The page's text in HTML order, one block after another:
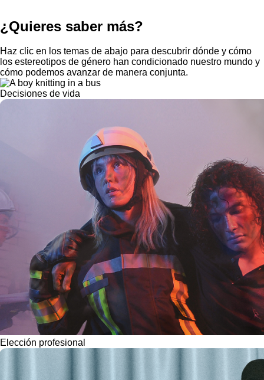
¿Quieres saber más?
Haz clic en los temas de abajo para descubrir dónde y cómo
los estereotipos de género han condicionado nuestro mundo y
cómo podemos avanzar de manera conjunta.
Decisiones de vida
Elección profesional